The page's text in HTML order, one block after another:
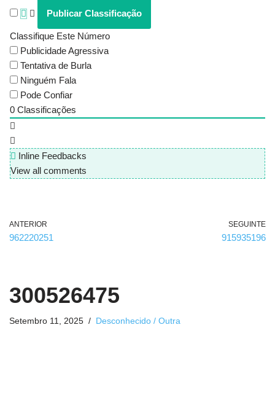
Classifique Este Número
Publicidade Agressiva
Tentativa de Burla
Ninguém Fala
Pode Confiar
0 Classificações
Inline Feedbacks
View all comments
ANTERIOR
962220251
SEGUINTE
915935196
300526475
Setembro 11, 2025 Desconhecido / Outra